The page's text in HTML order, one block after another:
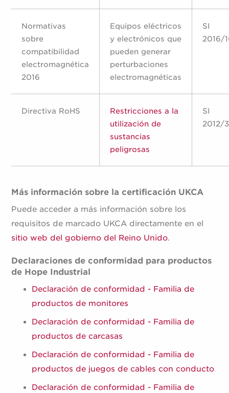
Normativas
sobre
compatibilidad
electromagnética
2016
Equipos eléctricos
y electrónicos que
pueden generar
perturbaciones
electromagnéticas
SI
2016/
Directiva RoHS
Restricciones a la
utilización de
sustancias
peligrosas
SI
2012/
Más información sobre la certificación UKCA
Puede acceder a más información sobre los
requisitos de marcado UKCA directamente en el
sitio web del gobierno del Reino Unido.
Declaraciones de conformidad para productos
de Hope Industrial
Declaración de conformidad - Familia de
productos de monitores
Declaración de conformidad - Familia de
productos de carcasas
Declaración de conformidad - Familia de
productos de juegos de cables con conducto
Declaración de conformidad - Familia de